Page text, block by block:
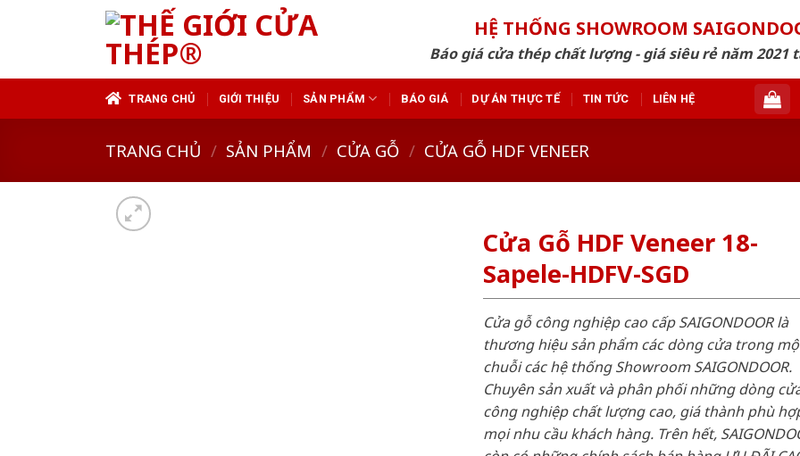
HỆ THỐNG SHOWROOM
Báo giá cửa thép chất lượng - giá siêu rẻ năm 2021
TRANG CHỦ GIỚI THIỆU SẢN PHẨM BÁO GIÁ DỰ ÁN THỰC TẾ TIN TỨC LIÊN HỆ
TRANG CHỦ / SẢN PHẨM / CỬA GỖ / CỬA GỖ HDF VENEER
Cửa Gỗ HDF Veneer 18-
Sapele-HDFV-SGD
Cửa gỗ công nghiệp cao cấp SAIGONDOOR là
thương hiệu sản phẩm các dòng cửa trong
chuỗi các hệ thống Showroom SAIGONDOOR.
Chuyên sản xuất và phân phối những dòng
công nghiệp chất lượng cao, giá thành phù
mọi nhu cầu khách hàng. Trên hết,